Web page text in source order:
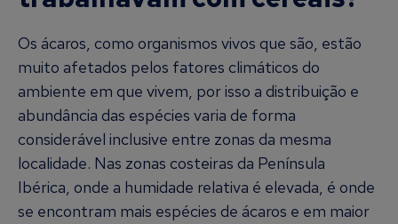
Os ácaros, como organismos vivos que são, estão
muito afetados pelos fatores climáticos do
ambiente em que vivem, por isso a distribuição e
abundância das espécies varia de forma
considerável inclusive entre zonas da mesma
localidade. Nas zonas costeiras da Península
Ibérica, onde a humidade relativa é elevada, é onde
se encontram mais espécies de ácaros e em maior